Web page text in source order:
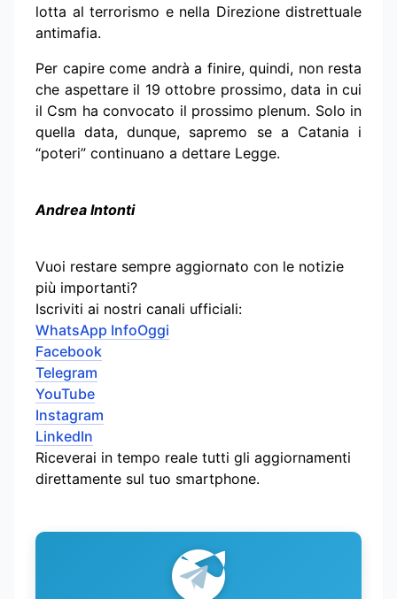
lotta al terrorismo e nella Direzione distrettuale
antimafia.
Per capire come andrà a finire, quindi, non resta
che aspettare il 19 ottobre prossimo, data in cui
il Csm ha convocato il prossimo plenum. Solo in
quella data, dunque, sapremo se a Catania i
“poteri” continuano a dettare Legge.
Andrea Intonti
Vuoi restare sempre aggiornato con le notizie
più importanti?
Iscriviti ai nostri canali ufficiali:
WhatsApp InfoOggi
Facebook
Telegram
YouTube
Instagram
LinkedIn
Riceverai in tempo reale tutti gli aggiornamenti
direttamente sul tuo smartphone.